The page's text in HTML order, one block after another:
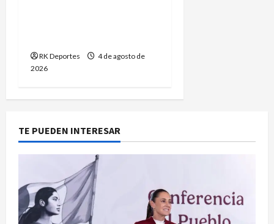
RK Deportes
4 de agosto de
2026
TE PUEDEN INTERESAR